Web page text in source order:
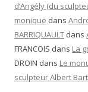
d’Angély (du
monique dans
BARRIQUAULT dans
FRANCOIS dans La
DROIN dans Le
sculpteur Albert